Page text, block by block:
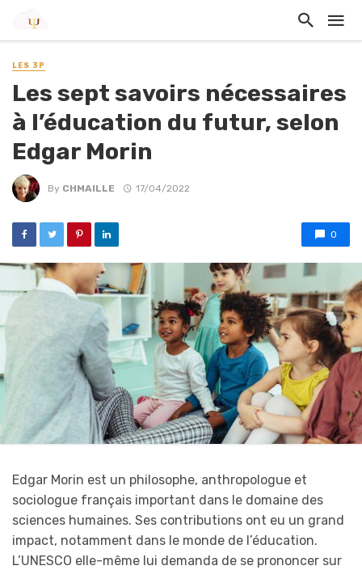
LES 3P
Les sept savoirs nécessaires
à l’éducation du futur, selon
Edgar Morin
By CHMAILLE 17/04/2022
0
Edgar Morin est un philosophe, anthropologue et
sociologue français important dans le domaine des
sciences humaines. Ses contributions ont eu un grand
impact, notamment dans le monde de l’éducation.
L’UNESCO elle-même lui demanda de se prononcer sur